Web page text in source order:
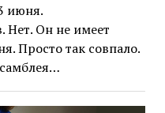
июня.
Он не имеет
Просто так совпало.